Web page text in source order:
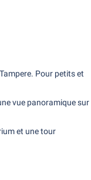
Pour petits et
vue panoramique sur
et une tour